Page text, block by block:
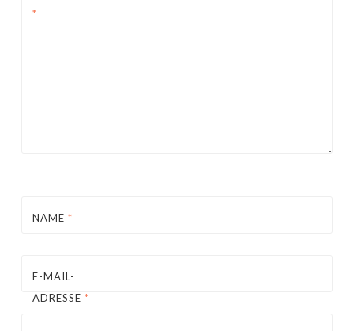
*
NAME *
E-MAIL-
ADRESSE *